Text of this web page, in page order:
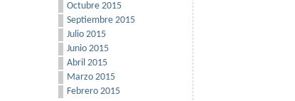
Octubre 2015
Septiembre 2015
Julio 2015
Junio 2015
Abril 2015
Marzo 2015
Febrero 2015